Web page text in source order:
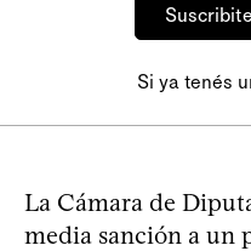
Si ya tenés
La Cámara de
media sanción a un